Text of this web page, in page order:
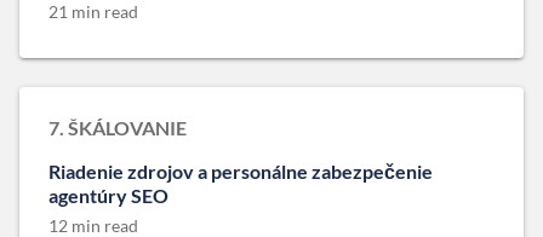
21 min read
7. ŠKÁLOVANIE
Riadenie zdrojov a personálne zabezpečenie
agentúry SEO
12 min read